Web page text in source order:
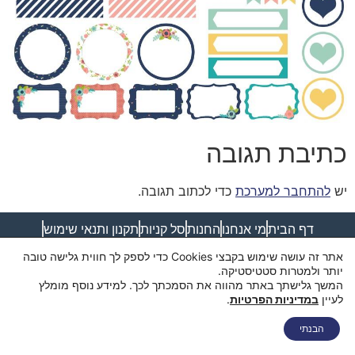
כתיבת תגובה
יש להתחבר למערכת כדי לכתוב תגובה.
דף הביתמי אנחנו החנותסל קניותתקנון ותנאי שימוש
אתר זה עושה שימוש בקבצי Cookies כדי לספק לך חווית גלישה טובה
יותר ולמטרות סטטיסטיקה.
המשך גלישתך באתר מהווה את הסמכתך לכך. למידע נוסף מומלץ
לעיין במדיניות הפרטיות.
הבנתי